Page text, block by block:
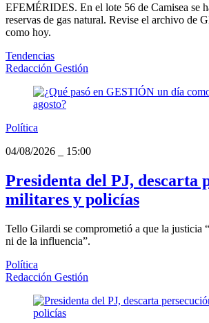
EFEMÉRIDES. En el lote 56 de Camisea se
reservas de gas natural. Revise el archivo de
como hoy.
Tendencias
Redacción Gestión
Política
04/08/2026
15:00
Presidenta del PJ, descarta
militares y policías
Tello Gilardi se comprometió a que la justicia
ni de la influencia”.
Política
Redacción Gestión